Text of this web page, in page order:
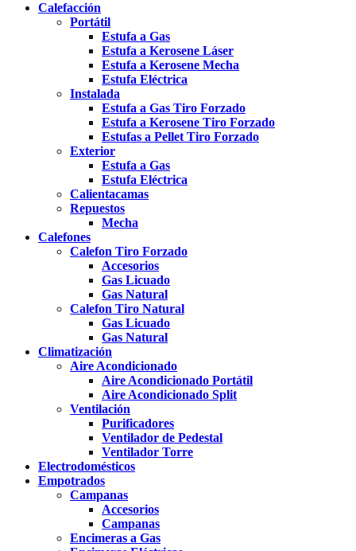
Calefacción
Portátil
Estufa a Gas
Estufa a Kerosene Láser
Estufa a Kerosene Mecha
Estufa Eléctrica
Instalada
Estufa a Gas Tiro Forzado
Estufa a Kerosene Tiro Forzado
Estufas a Pellet Tiro Forzado
Exterior
Estufa a Gas
Estufa Eléctrica
Calientacamas
Repuestos
Mecha
Calefones
Calefon Tiro Forzado
Accesorios
Gas Licuado
Gas Natural
Calefon Tiro Natural
Gas Licuado
Gas Natural
Climatización
Aire Acondicionado
Aire Acondicionado Portátil
Aire Acondicionado Split
Ventilación
Purificadores
Ventilador de Pedestal
Ventilador Torre
Electrodomésticos
Empotrados
Campanas
Accesorios
Campanas
Encimeras a Gas